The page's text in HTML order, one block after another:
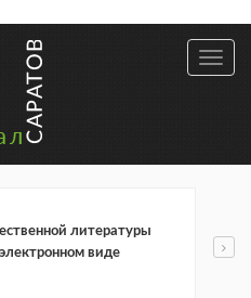
литературы
виде